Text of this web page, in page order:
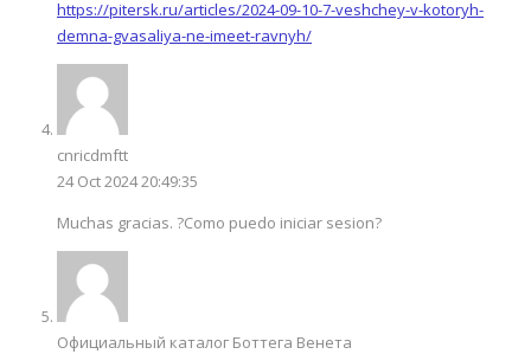
https://pitersk.ru/articles/2024-09-10-7-veshchey-v-kotoryh-
demna-gvasaliya-ne-imeet-ravnyh/
cnricdmftt
24 Oct 2024 20:49:35
Muchas gracias. ?Como puedo iniciar sesion?
Официальный каталог Боттега Венета